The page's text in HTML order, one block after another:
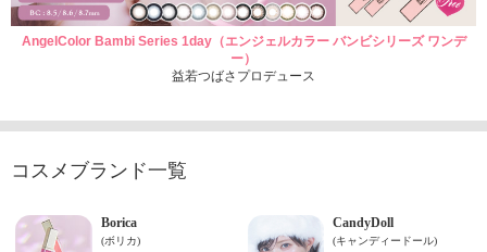
AngelColor Bambi Series 1day（エンジェルカラー バンビシリーズ ワンデ
ー）
益若つばさプロデュース
コスメブランド一覧